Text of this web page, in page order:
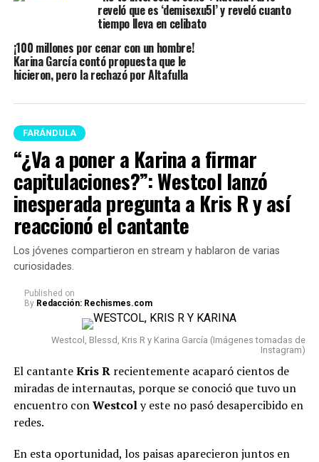
reveló que es ‘demisexu5l’ y reveló cuanto
tiempo lleva en celibato
¡100 millones por cenar con un hombre!
Karina García contó propuesta que le
hicieron, pero la rechazó por Altafulla
FARÁNDULA
“¿Va a poner a Karina a firmar
capitulaciones?”: Westcol lanzó
inesperada pregunta a Kris R y así
reaccionó el cantante
Los jóvenes compartieron en stream y hablaron de varias
curiosidades.
Published on
By Redacción: Rechismes.com
Westcol, Blessd, Kris R y Karina García (Imágenes tomadas de
Instagram)
El cantanteKris Rrecientemente acaparó cientos de
miradas de internautas, porque se conoció que tuvo un
encuentro conWestcoly este no pasó desapercibido en
redes.
En esta oportunidad, los paisas aparecieron juntos en